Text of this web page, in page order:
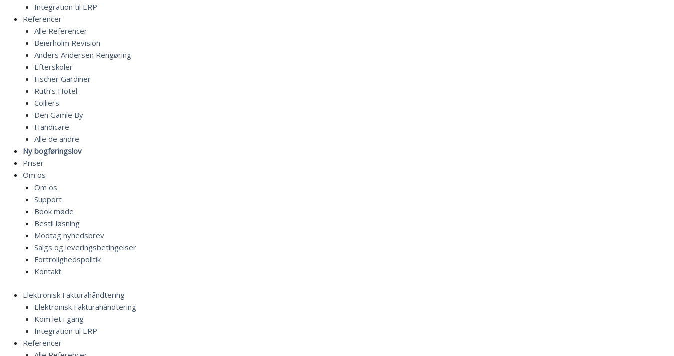
Integration til ERP
Referencer
Alle Referencer
Beierholm Revision
Anders Andersen Rengøring
Efterskoler
Fischer Gardiner
Ruth’s Hotel
Colliers
Den Gamle By
Handicare
Alle de andre
Ny bogføringslov
Priser
Om os
Om os
Support
Book møde
Bestil løsning
Modtag nyhedsbrev
Salgs og leveringsbetingelser
Fortrolighedspolitik
Kontakt
Elektronisk Fakturahåndtering
Elektronisk Fakturahåndtering
Kom let i gang
Integration til ERP
Referencer